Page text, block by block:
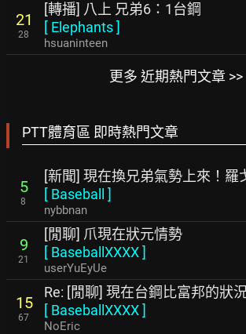
21
28
[轉播] 八上 兄弟6：1台鋼
[ Elephants]
hsuaninteen
更多 近期熱門文章 >>
PTT體育區 即時熱門文章
5
8
[新聞] 現在換兄弟氣勢上來！羅
[ Baseball ]
nybbnan
9
21
[閒聊] 爪現在狀元情勢
[ BaseballXXXX]
userYuEyUe
15
67
Re: [閒聊] 現在台鋼比富邦的狀
[ BaseballXXXX]
NoEric